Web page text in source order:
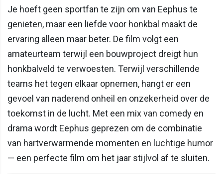
Je hoeft geen sportfan te zijn om van Eephus te
genieten, maar een liefde voor honkbal maakt de
ervaring alleen maar beter. De film volgt een
amateurteam terwijl een bouwproject dreigt hun
honkbalveld te verwoesten. Terwijl verschillende
teams het tegen elkaar opnemen, hangt er een
gevoel van naderend onheil en onzekerheid over de
toekomst in de lucht. Met een mix van comedy en
drama wordt Eephus geprezen om de combinatie
van hartverwarmende momenten en luchtige humor
— een perfecte film om het jaar stijlvol af te sluiten.